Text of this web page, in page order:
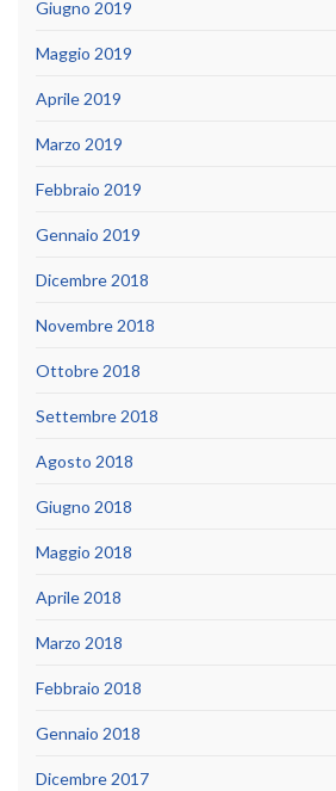
Giugno 2019
Maggio 2019
Aprile 2019
Marzo 2019
Febbraio 2019
Gennaio 2019
Dicembre 2018
Novembre 2018
Ottobre 2018
Settembre 2018
Agosto 2018
Giugno 2018
Maggio 2018
Aprile 2018
Marzo 2018
Febbraio 2018
Gennaio 2018
Dicembre 2017